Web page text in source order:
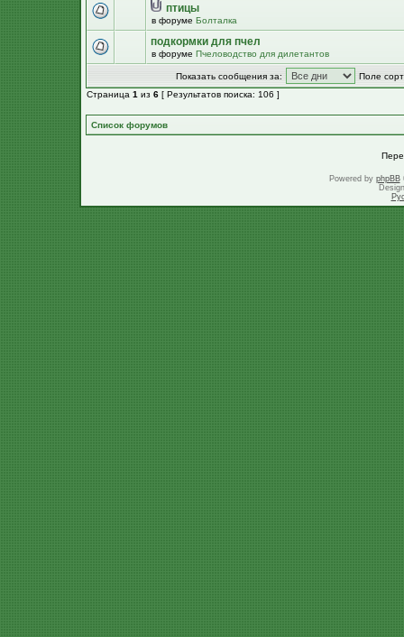
птицы
в форуме Болталка
подкормки для пчел
в форуме Пчеловодство для дилетантов
Показать сообщения за:
Поле
Страница 1 из 6 [ Результатов поиска: 106 ]
Список форумов
Powered by phpBB